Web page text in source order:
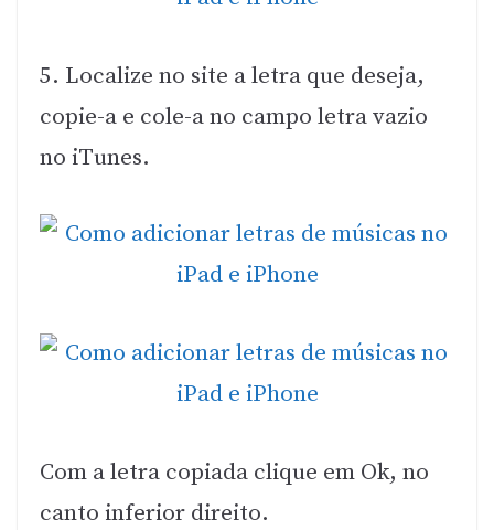
5. Localize no site a letra que deseja,
copie-a e cole-a no campo letra vazio
no iTunes.
Com a letra copiada clique em Ok, no
canto inferior direito.